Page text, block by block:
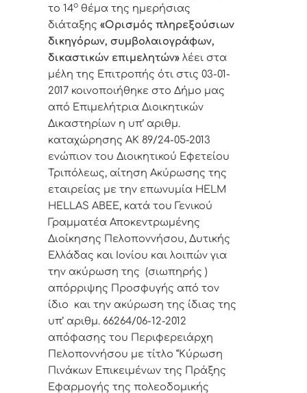
το 14ο θέμα της ημερήσιας
διάταξης «Ορισμός πληρεξούσιων
δικηγόρων, συμβολαιογράφων,
δικαστικών επιμελητών» λέει στα
μέλη της Επιτροπής ότι στις 03-01-
2017 κοινοποιήθηκε στο Δήμο μας
από Επιμελήτρια Διοικητικών
Δικαστηρίων η υπ’ αριθμ.
καταχώρησης ΑΚ 89/24-05-2013
ενώπιον του Διοικητικού Εφετείου
Τριπόλεως, αίτηση Ακύρωσης της
εταιρείας με την επωνυμία HELM
HELLAS ABEE, κατά του Γενικού
Γραμματέα Αποκεντρωμένης
Διοίκησης Πελοποννήσου, Δυτικής
Ελλάδας και Ιονίου και λοιπών για
την ακύρωση της (σιωπηρής )
απόρριψης Προσφυγής από τον
ίδιο και την ακύρωση της ίδιας της
υπ’ αριθμ. 66264/06-12-2012
απόφασης του Περιφερειάρχη
Πελοποννήσου με τίτλο “Κύρωση
Πινάκων Επικειμένων της Πράξης
Εφαρμογής της πολεοδομικής